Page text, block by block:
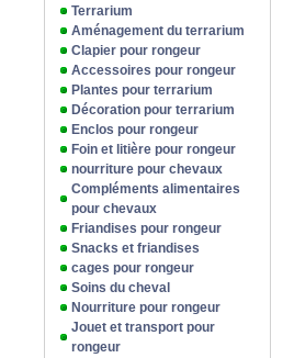
Terrarium
Aménagement du terrarium
Clapier pour rongeur
Accessoires pour rongeur
Plantes pour terrarium
Décoration pour terrarium
Enclos pour rongeur
Foin et litière pour rongeur
nourriture pour chevaux
Compléments alimentaires
pour chevaux
Friandises pour rongeur
Snacks et friandises
cages pour rongeur
Soins du cheval
Nourriture pour rongeur
Jouet et transport pour
rongeur